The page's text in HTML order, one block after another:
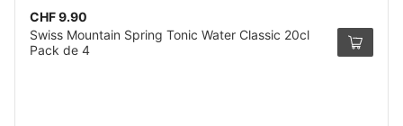
CHF 9.90
Swiss Mountain Spring Tonic Water Classic 20cl
Pack de 4